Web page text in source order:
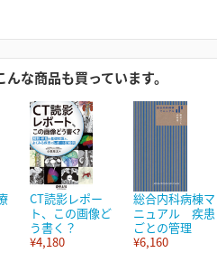
な商品も買っています。
CT読影レポー
ト、この画像ど
う書く？
¥4,180
総合内科病棟マ
ニュアル 疾患
ごとの管理
¥6,160